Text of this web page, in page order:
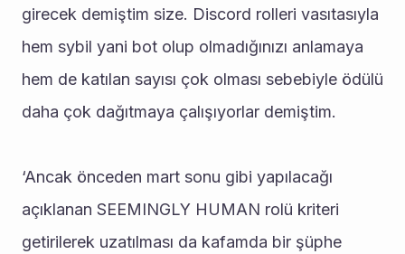
girecek demiştim size. Discord rolleri vasıtasıyla
hem sybil yani bot olup olmadığınızı anlamaya
hem de katılan sayısı çok olması sebebiyle ödülü
daha çok dağıtmaya çalışıyorlar demiştim.
‘Ancak önceden mart sonu gibi yapılacağı
açıklanan SEEMINGLY HUMAN rolü kriteri
getirilerek uzatılması da kafamda bir şüphe